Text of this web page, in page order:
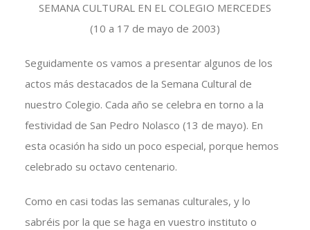
SEMANA CULTURAL EN EL COLEGIO MERCEDES
(10 a 17 de mayo de 2003)
Seguidamente os vamos a presentar algunos de los
actos más destacados de la Semana Cultural de
nuestro Colegio. Cada año se celebra en torno a la
festividad de San Pedro Nolasco (13 de mayo). En
esta ocasión ha sido un poco especial, porque hemos
celebrado su octavo centenario.
Como en casi todas las semanas culturales, y lo
sabréis por la que se haga en vuestro instituto o